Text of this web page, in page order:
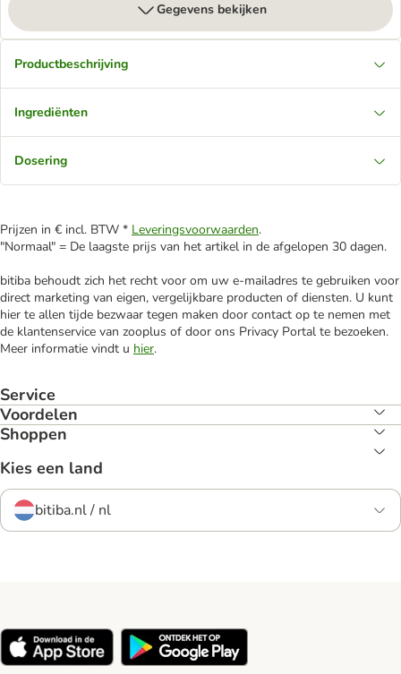
Gegevens bekijken
Productbeschrijving
Ingrediënten
Dosering
Prijzen in € incl. BTW * Leveringsvoorwaarden.
"Normaal" = De laagste prijs van het artikel in de afgelopen 30 dagen.
bitiba behoudt zich het recht voor om uw e-mailadres te gebruiken voor
direct marketing van eigen, vergelijkbare producten of diensten. U kunt
hier te allen tijde bezwaar tegen maken door contact op te nemen met
de klantenservice van zooplus of door ons Privacy Portal te bezoeken.
Meer informatie vindt u hier.
Service
Voordelen
Shoppen
Kies een land
bitiba.nl / nl